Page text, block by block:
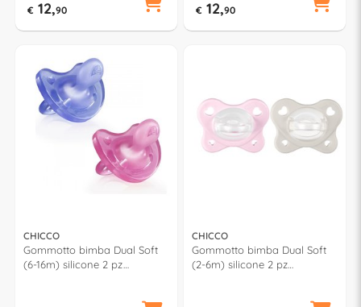
€ 12,90 € 12,90
CHICCO
Gommotto bimba Dual Soft
(6-16m) silicone 2 pz
CHICCO
Gommotto bimba Dual Soft
(2-6m) silicone 2 pz